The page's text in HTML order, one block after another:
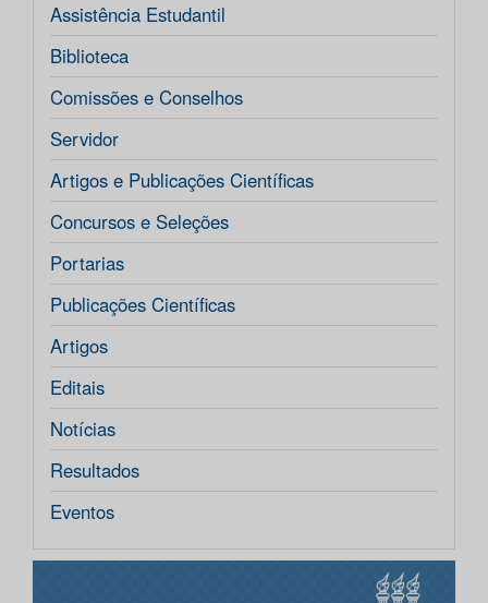
Assistência Estudantil
Biblioteca
Comissões e Conselhos
Servidor
Artigos e Publicações Científicas
Concursos e Seleções
Portarias
Publicações Científicas
Artigos
Editais
Notícias
Resultados
Eventos